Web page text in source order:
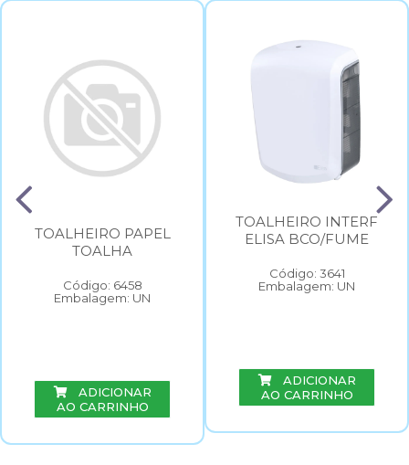
TOALHEIRO PAPEL
TOALHA
Código: 6458
Embalagem: UN
ADICIONAR
AO CARRINHO
TOALHEIRO INTERF
ELISA BCO/FUME
Código: 3641
Embalagem: UN
ADICIONAR
AO CARRINHO